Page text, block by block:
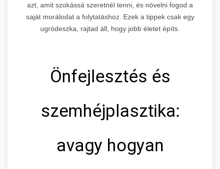
azt, amit szokássá szeretnél tenni, és növelni fogod a
saját morálodat a folytatáshoz. Ezek a tippek csak egy
ugródeszka, rajtad áll, hogy jobb életet építs.
Önfejlesztés és
szemhéjplasztika:
avagy hogyan